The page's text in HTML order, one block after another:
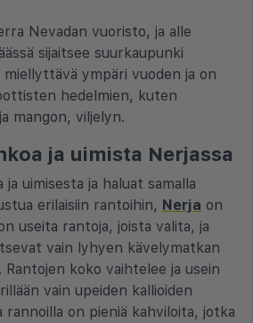
Nevadan vuoristo, ja alle
sijaitsee suurkaupunki
miellyttävä ympäri vuoden ja on
hedelmien, kuten
mangon, viljelyn.
ja uimista Nerjassa
uimisesta ja haluat samalla
erilaisiin rantoihin, Nerja on
useita rantoja, joista valita, ja
vain lyhyen kävelymatkan
Rantojen koko vaihtelee ja usein
vain upeiden kallioiden
rannoilla on pieniä kahviloita, jotka